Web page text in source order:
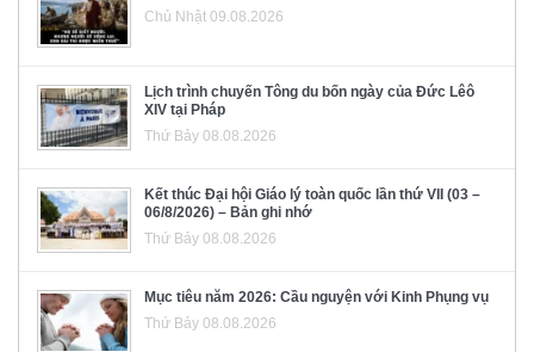
Chủ Nhật 09.08.2026
Lịch trình chuyến Tông du bốn ngày của Đức Lêô
XIV tại Pháp
Thứ Bảy 08.08.2026
Kết thúc Đại hội Giáo lý toàn quốc lần thứ VII (03 –
06/8/2026) – Bản ghi nhớ
Thứ Bảy 08.08.2026
Mục tiêu năm 2026: Cầu nguyện với Kinh Phụng vụ
Thứ Bảy 08.08.2026